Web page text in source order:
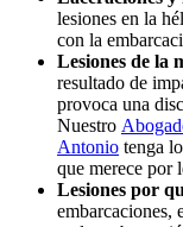
lesiones en la
con la
Lesiones de la
resultado de
provoca una
Nuestro
Antonio tenga
que merece por
Lesiones por
embarcaciones,